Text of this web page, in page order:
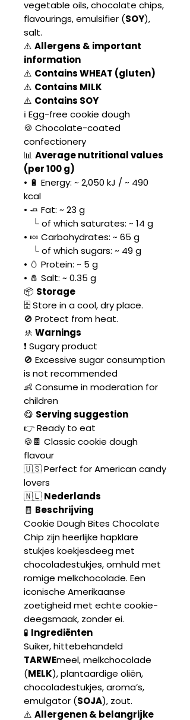
vegetable oils, chocolate chips,
flavourings, emulsifier (SOY),
salt.
⚠️ Allergens & important
information
⚠️ Contains WHEAT (gluten)
⚠️ Contains MILK
⚠️ Contains SOY
ℹ️ Egg-free cookie dough
🍪 Chocolate-coated
confectionery
📊 Average nutritional values
(per 100 g)
• 🔋 Energy: ~ 2,050 kJ / ~ 490
kcal
• 🧈 Fat: ~ 23 g
└ of which saturates: ~ 14 g
• 🍬 Carbohydrates: ~ 65 g
└ of which sugars: ~ 49 g
• 🥚 Protein: ~ 5 g
• 🧂 Salt: ~ 0.35 g
📦 Storage
🗄️ Store in a cool, dry place.
🚫 Protect from heat.
🚸 Warnings
❗ Sugary product
🚫 Excessive sugar consumption
is not recommended
👶 Consume in moderation for
children
😋 Serving suggestion
👉 Ready to eat
🍪🍫 Classic cookie dough
flavour
🇺🇸 Perfect for American candy
lovers
🇳🇱 Nederlands
🧾 Beschrijving
Cookie Dough Bites Chocolate
Chip zijn heerlijke hapklare
stukjes koekjesdeeg met
chocoladestukjes, omhuld met
romige melkchocolade. Een
iconische Amerikaanse
zoetigheid met echte cookie-
deegsmaak, zonder ei.
🧪 Ingrediënten
Suiker, hittebehandeld
TARWEmeel, melkchocolade
(MELK), plantaardige oliën,
chocoladestukjes, aroma’s,
emulgator (SOJA), zout.
⚠️ Allergenen & belangrijke